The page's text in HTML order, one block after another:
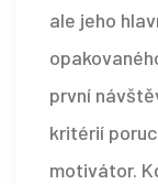
ale jeho
první
kritérií
motivátor.